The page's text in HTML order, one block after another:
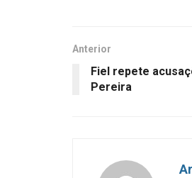
Anterior
Fiel repete
Pereira